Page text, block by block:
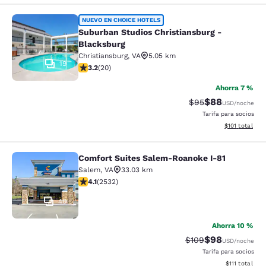
Suburban Studios Christiansburg -
19
NUEVO EN CHOICE HOTELS
Suburban Studios Christiansburg -
Blacksburg
Christiansburg, VA
5.05 km
Calificación de 3.2 estrellas. Bueno. 20 reseñas
3.2(20)
Ahorra 7 %
Tarifa tachada:
$95Tarifa
$88USD/noche
Tarifa para socios
Ver detalles
$101 total
Comfort Suites Salem-Roanoke I-81
40
Comfort Suites Salem-Roanoke I-81
Salem, VA
33.03 km
Calificación de 4.13 estrellas. Muy bueno. 2532
4.1(2532)
Ahorra 10 %
Tarifa tachada:
$109Tarifa
$98USD/noche
Tarifa para socios
Ver detalles
$111 total